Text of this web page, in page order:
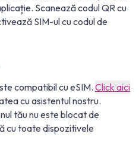
Scanează codul QR cu
SIM-ul cu codul de
compatibil cu eSIM. Click aici
cu asistentul nostru.
tău nu este blocat de
cu toate dispozitivele